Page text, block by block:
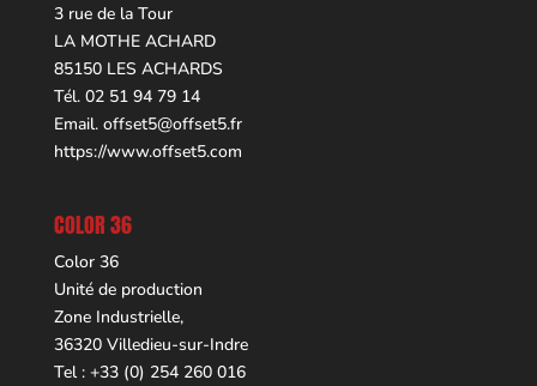
3 rue de la Tour
LA MOTHE ACHARD
85150 LES ACHARDS
Tél. 02 51 94 79 14
Email. offset5@offset5.fr
https://www.offset5.com
COLOR 36
Color 36
Unité de production
Zone Industrielle,
36320 Villedieu-sur-Indre
Tel : +33 (0) 254 260 016